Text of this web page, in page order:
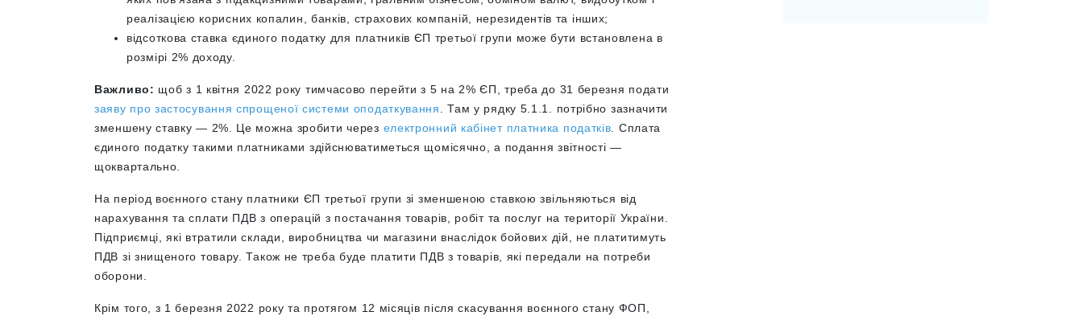
реалізацією корисних копалин, банків, страхових компаній, нерезидентів та інших;
відсоткова ставка єдиного податку для платників ЄП третьої групи може бути встановлена в
розмірі 2% доходу.
Важливо: щоб з 1 квітня 2022 року тимчасово перейти з 5 на 2% ЄП, треба до 31 березня подати
заяву про застосування спрощеної системи оподаткування
. Там у рядку 5.1.1. потрібно зазначити
зменшену ставку — 2%. Це можна зробити через електронний кабінет платника податків . Сплата
єдиного податку такими платниками здійснюватиметься щомісячно, а подання звітності —
щоквартально.
На період воєнного стану платники ЄП третьої групи зі зменшеною ставкою звільняються від
нарахування та сплати ПДВ з операцій з постачання товарів, робіт та послуг на території України.
Підприємці, які втратили склади, виробництва чи магазини внаслідок бойових дій, не платитимуть
ПДВ зі знищеного товару. Також не треба буде платити ПДВ з товарів, які передали на потреби
оборони.
Крім того, з 1 березня 2022 року та протягом 12 місяців після скасування воєнного стану ФОП,